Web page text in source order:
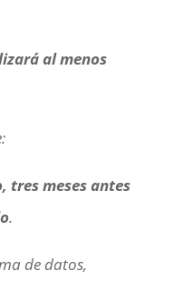
al menos
tres meses antes
.
de datos,